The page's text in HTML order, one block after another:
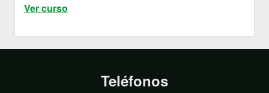
Ver curso
Teléfonos